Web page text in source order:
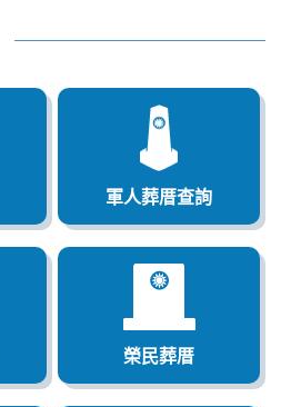
軍人葬厝查詢
榮民葬厝